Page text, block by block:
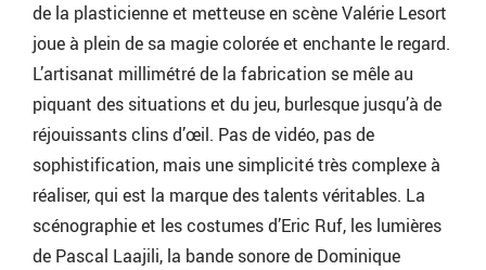
de la plasticienne et metteuse en scène Valérie Lesort
joue à plein de sa magie colorée et enchante le regard.
L’artisanat millimétré de la fabrication se mêle au
piquant des situations et du jeu, burlesque jusqu’à de
réjouissants clins d’œil. Pas de vidéo, pas de
sophistification, mais une simplicité très complexe à
réaliser, qui est la marque des talents véritables. La
scénographie et les costumes d’Eric Ruf, les lumières
de Pascal Laajili, la bande sonore de Dominique